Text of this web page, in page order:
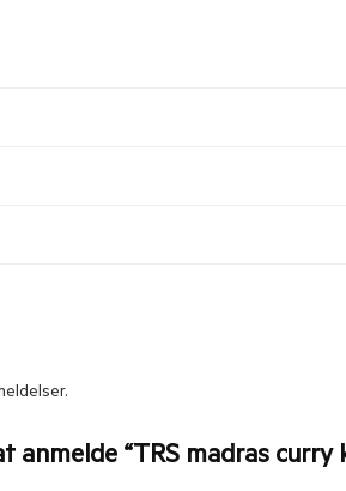
“TRS madras curry